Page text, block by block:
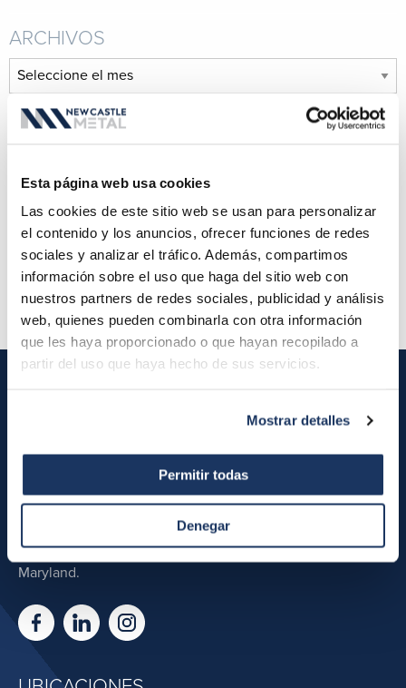
Esta página web usa cookies
Las cookies de este sitio web se usan para personalizar
el contenido y los anuncios, ofrecer funciones de redes
sociales y analizar el tráfico. Además, compartimos
información sobre el uso que haga del sitio web con
nuestros partners de redes sociales, publicidad y análisis
web, quienes pueden combinarla con otra información
que les haya proporcionado o que hayan recopilado a
partir del uso que haya hecho de sus servicios.
Mostrar detalles
Permitir todas
Denegar
ARCHIVOS
Archivos
La cubierta metálica es la nueva teja
Brilliance Red para una escuela brillante
El panel más popular de todos
Zona de comedor estilo cenador transformada
¡New Castle Metals se ha mudado!
metálicas comerciales, residenciales o industriales,
asóciese con New Castle Metal. Nuestra área de servicio
incluye Nueva York, Nueva Jersey, Connecticut, Rhode
Island, Massachusetts, Vermont, New Hampshire, Maine,
Delaware, el este de Pensilvania y el sur hasta Baltimore,
Maryland.